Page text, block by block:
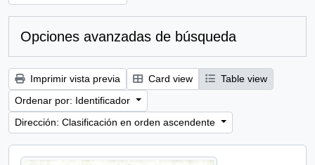
Opciones avanzadas de búsqueda
Imprimir vista previa Card view
Table view
Ordenar por: Identificador
Dirección: Clasificación en orden ascendente